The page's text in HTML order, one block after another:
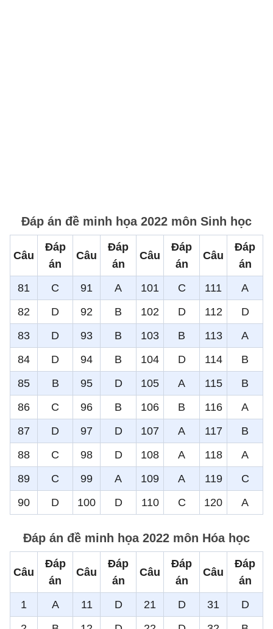
Đáp án đề minh họa 2022 môn Sinh học
Câu
Đáp
án
Câu
Đáp
án
Câu
Đáp
án
Câu
Đáp
án
81
C 91 A 101 C 111
A
82
D 92 B 102 D 112
D
83
D 93 B 103 B 113
A
84
D 94 B 104 D 114
B
85
B 95 D 105 A 115
B
86
C 96 B 106 B 116
A
87
D 97 D 107 A 117
B
88
C 98 D 108 A 118
A
89
C 99 A 109 A 119
C
90
D 100 D 110 C 120 A
Đáp án đề minh họa 2022 môn Hóa học
Câu
Đáp
án
Câu
Đáp
án
Câu
Đáp
án
Câu
Đáp
án
1
A 11 D 21 D 31
D